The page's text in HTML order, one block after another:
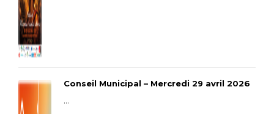
Conseil Municipal – Mercredi 29 avril 2026
...